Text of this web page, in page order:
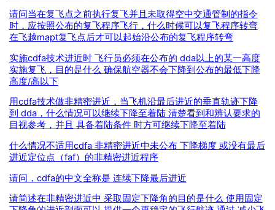
请问当在复飞点之前执行复飞并且未取得空中交通管制的指令
时，应按照公布的复飞程序飞行，什么时候可以复飞程序转弯
在飞越mapt复飞点后才可以起始沿公布的复飞程序转弯
实施cdfa技术进近时 飞行员必须在公布的 dda以上的某一高度
实施复飞，目的是什么 确保航空器不会下降到公布的最低下降
高度/高以下
用cdfa技术做非精密进近，当飞机沿最后进近的垂直轨迹下降
到 dda，什么情况可以继续下降至着陆 清楚看到和辨认要求的
目视参考，并且 具备着陆条件 时方可继续下降至着陆
什么情况不适用cdfa 非精密进近中未公布 下降梯度 或没有最后
进近定位点（faf）的非精密进近程序
请问，cdfa的中文全称是 连续下降最后进近
请简述在非精密进近中 采取固定下降角的目的是什么 使用固定